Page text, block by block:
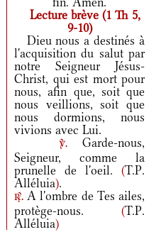
Lecture brève (1 Th 5,
9-10)
Dieu nous a destinés à
l'acquisition du salut par
notre Seigneur Jésus-
Christ, qui est mort pour
nous, afin que, soit que
nous veillions, soit que
nous dormions, nous
vivions avec Lui.
v.
Garde-nous,
Seigneur, comme la
prunelle de l'oeil. (T.P.
Alléluia).
r. A l'ombre de Tes ailes,
protège-nous. (T.P.
Alléluia)